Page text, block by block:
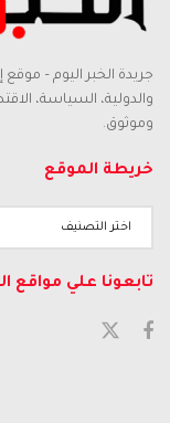
جريدة الخبر اليوم –
والدولية، السياسة،
وموثوق.
خريطة الموقع
تابعونا علي مواقع